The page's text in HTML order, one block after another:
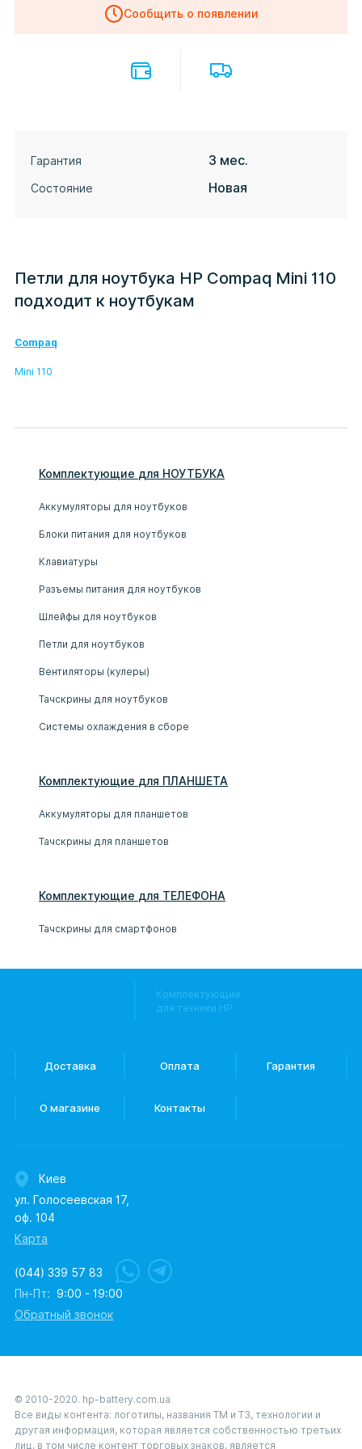
Сообщить о появлении
Гарантия 3 мес.
Состояние Новая
Петли для ноутбука HP Compaq Mini 110
подходит к ноутбукам
Compaq
Mini 110
Комплектующие для НОУТБУКА
Аккумуляторы для ноутбуков
Блоки питания для ноутбуков
Клавиатуры
Разъемы питания для ноутбуков
Шлейфы для ноутбуков
Петли для ноутбуков
Вентиляторы (кулеры)
Тачскрины для ноутбуков
Системы охлаждения в сборе
Комплектующие для ПЛАНШЕТА
Аккумуляторы для планшетов
Тачскрины для планшетов
Комплектующие для ТЕЛЕФОНА
Тачскрины для смартфонов
Комплектующие
для техники HP
Доставка Оплата Гарантия
О магазине Контакты
Киев
ул. Голосеевская 17,
оф. 104
Карта
(044) 339 57 83
Пн-Пт: 9:00 - 19:00
Обратный звонок
© 2010-2020. hp-battery.com.ua
Все виды контента: логотипы, названия ТМ и ТЗ, технологии и
другая информация, которая является собственностью третьих
лиц, в том числе контент торговых знаков, является